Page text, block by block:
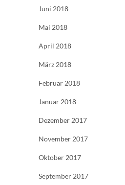
Juni 2018
Mai 2018
April 2018
März 2018
Februar 2018
Januar 2018
Dezember 2017
November 2017
Oktober 2017
September 2017